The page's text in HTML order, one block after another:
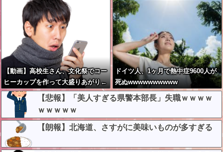
【動画】高校生さん、文化祭でコー
ヒーカップを作って大盛りあがり←
なんかどっかで見たことあると話題
ドイツ人、1ヶ月で熱中症9600人が
死ぬwwwwwwwwww
【悲報】「美人すぎる県警本部長」失職ｗｗｗｗ
ｗｗｗｗｗ
【朗報】北海道、さすがに美味いものが多すぎる